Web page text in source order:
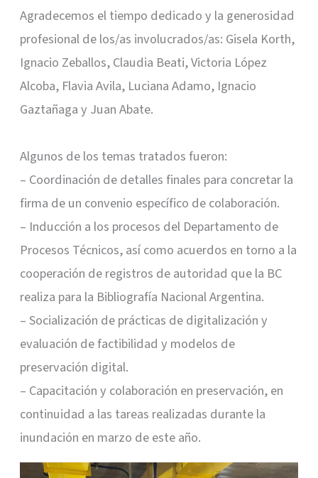
Agradecemos el tiempo dedicado y la generosidad
profesional de los/as involucrados/as: Gisela Korth,
Ignacio Zeballos, Claudia Beati, Victoria López
Alcoba, Flavia Avila, Luciana Adamo, Ignacio
Gaztañaga y Juan Abate.
Algunos de los temas tratados fueron:
– Coordinación de detalles finales para concretar la
firma de un convenio específico de colaboración.
– Inducción a los procesos del Departamento de
Procesos Técnicos, así como acuerdos en torno a la
cooperación de registros de autoridad que la BC
realiza para la Bibliografía Nacional Argentina.
– Socialización de prácticas de digitalización y
evaluación de factibilidad y modelos de
preservación digital.
– Capacitación y colaboración en preservación, en
continuidad a las tareas realizadas durante la
inundación en marzo de este año.